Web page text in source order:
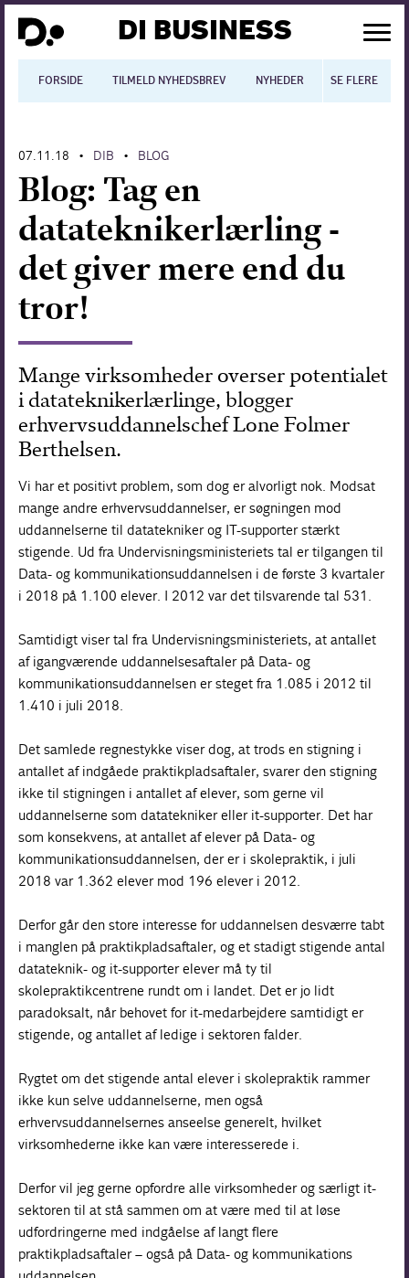
DI BUSINESS
FORSIDE TILMELD NYHEDSBREV NYHEDER BLOGS
SE FLERE
Digitalisering
International økonomi
Arbejdsmiljø
Arbejdsmarkedet
Uddannelse
Europapolitik
Forskning
07.11.18 • DIB • BLOG
Blog: Tag en
datateknikerlærling -
det giver mere end du
tror!
Mange virksomheder overser potentialet
i datateknikerlærlinge, blogger
erhvervsuddannelschef Lone Folmer
Berthelsen.
Vi har et positivt problem, som dog er alvorligt nok. Modsat
mange andre erhvervsuddannelser, er søgningen mod
uddannelserne til datatekniker og IT-supporter stærkt
stigende. Ud fra Undervisningsministeriets tal er tilgangen til
Data- og kommunikationsuddannelsen i de første 3 kvartaler
i 2018 på 1.100 elever. I 2012 var det tilsvarende tal 531.
Samtidigt viser tal fra Undervisningsministeriets, at antallet
af igangværende uddannelsesaftaler på Data- og
kommunikationsuddannelsen er steget fra 1.085 i 2012 til
1.410 i juli 2018.
Det samlede regnestykke viser dog, at trods en stigning i
antallet af indgåede praktikpladsaftaler, svarer den stigning
ikke til stigningen i antallet af elever, som gerne vil
uddannelserne som datatekniker eller it-supporter. Det har
som konsekvens, at antallet af elever på Data- og
kommunikationsuddannelsen, der er i skolepraktik, i juli
2018 var 1.362 elever mod 196 elever i 2012.
Derfor går den store interesse for uddannelsen desværre tabt
i manglen på praktikpladsaftaler, og et stadigt stigende antal
datateknik- og it-supporter elever må ty til
skolepraktikcentrene rundt om i landet. Det er jo lidt
paradoksalt, når behovet for it-medarbejdere samtidigt er
stigende, og antallet af ledige i sektoren falder.
Rygtet om det stigende antal elever i skolepraktik rammer
ikke kun selve uddannelserne, men også
erhvervsuddannelsernes anseelse generelt, hvilket
virksomhederne ikke kan være interesserede i.
Derfor vil jeg gerne opfordre alle virksomheder og særligt it-
sektoren til at stå sammen om at være med til at løse
udfordringerne med indgåelse af langt flere
praktikpladsaftaler – også på Data- og kommunikations